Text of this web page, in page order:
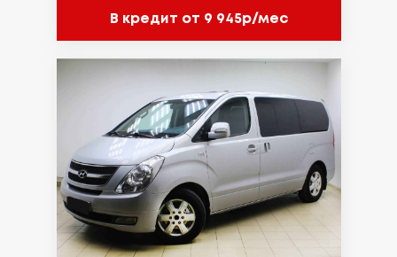
В кредит от 9 945р/мес